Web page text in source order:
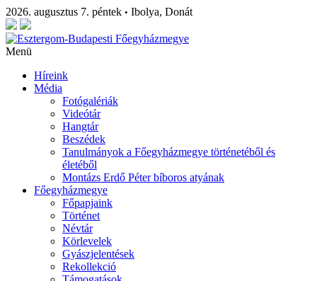
2026. augusztus 7. péntek • Ibolya, Donát
Menü
Híreink
Média
Fotógalériák
Videótár
Hangtár
Beszédek
Tanulmányok a Főegyházmegye történetéből és
életéből
Montázs Erdő Péter bíboros atyának
Főegyházmegye
Főpapjaink
Történet
Névtár
Körlevelek
Gyászjelentések
Rekollekció